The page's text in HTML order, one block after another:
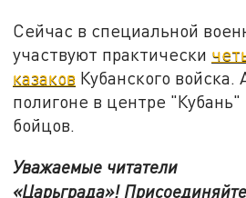
Сейчас в специальной
участвуют практически
казаков Кубанского войска.
полигоне в центре
бойцов.
Уважаемые читатели
«Царьграда»!